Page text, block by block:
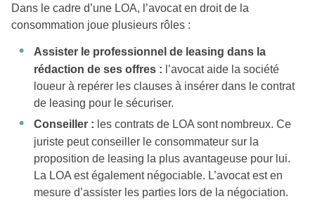
Dans le cadre d’une LOA, l’avocat en droit de la
consommation joue plusieurs rôles :
Assister le professionnel de leasing dans la
rédaction de ses offres : l’avocat aide la société
loueur à repérer les clauses à insérer dans le contrat
de leasing pour le sécuriser.
Conseiller : les contrats de LOA sont nombreux. Ce
juriste peut conseiller le consommateur sur la
proposition de leasing la plus avantageuse pour lui.
La LOA est également négociable. L’avocat est en
mesure d’assister les parties lors de la négociation.